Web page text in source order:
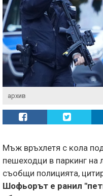
архив
Мъж връхлетя с кола
пешеходци в паркинг на
съобщи полицията,
Шофьорът е ранил